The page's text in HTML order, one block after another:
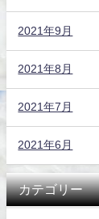
2021年9月
2021年8月
2021年7月
2021年6月
カテゴリー